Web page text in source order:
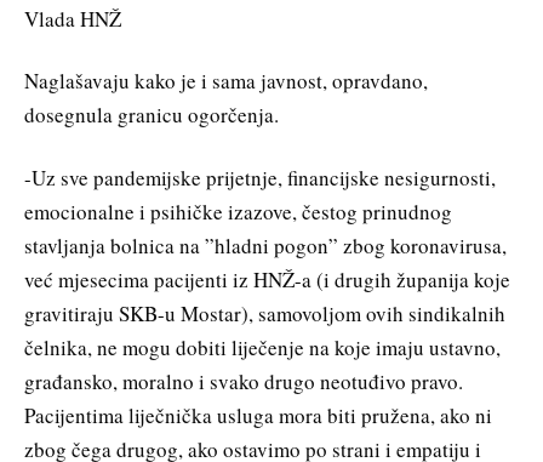
Vlada HNŽ
Naglašavaju kako je i sama javnost, opravdano,
dosegnula granicu ogorčenja.
-Uz sve pandemijske prijetnje, financijske nesigurnosti,
emocionalne i psihičke izazove, čestog prinudnog
stavljanja bolnica na ”hladni pogon” zbog koronavirusa,
već mjesecima pacijenti iz HNŽ-a (i drugih županija koje
gravitiraju SKB-u Mostar), samovoljom ovih sindikalnih
čelnika, ne mogu dobiti liječenje na koje imaju ustavno,
građansko, moralno i svako drugo neotuđivo pravo.
Pacijentima liječnička usluga mora biti pružena, ako ni
zbog čega drugog, ako ostavimo po strani i empatiju i